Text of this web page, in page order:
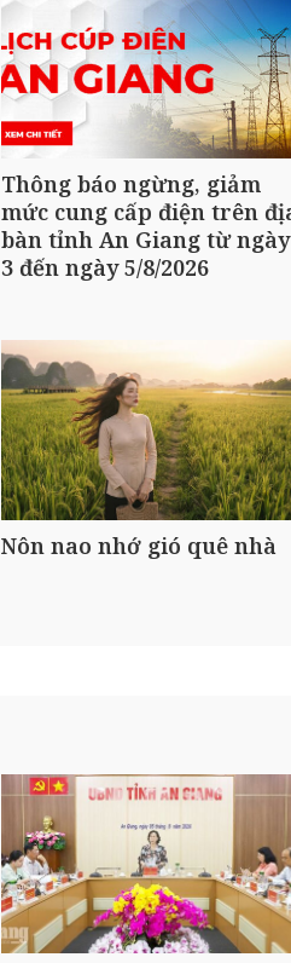
Thông báo ngừng, giảm
mức cung cấp điện trên
bàn tỉnh An Giang từ ngày
3 đến ngày 5/8/2026
Nôn nao nhớ gió quê nhà